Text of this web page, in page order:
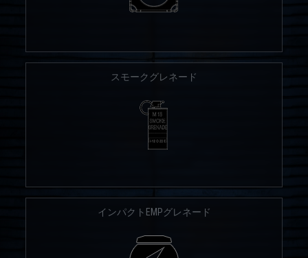
スモークグレネード
インパクトEMPグレネード